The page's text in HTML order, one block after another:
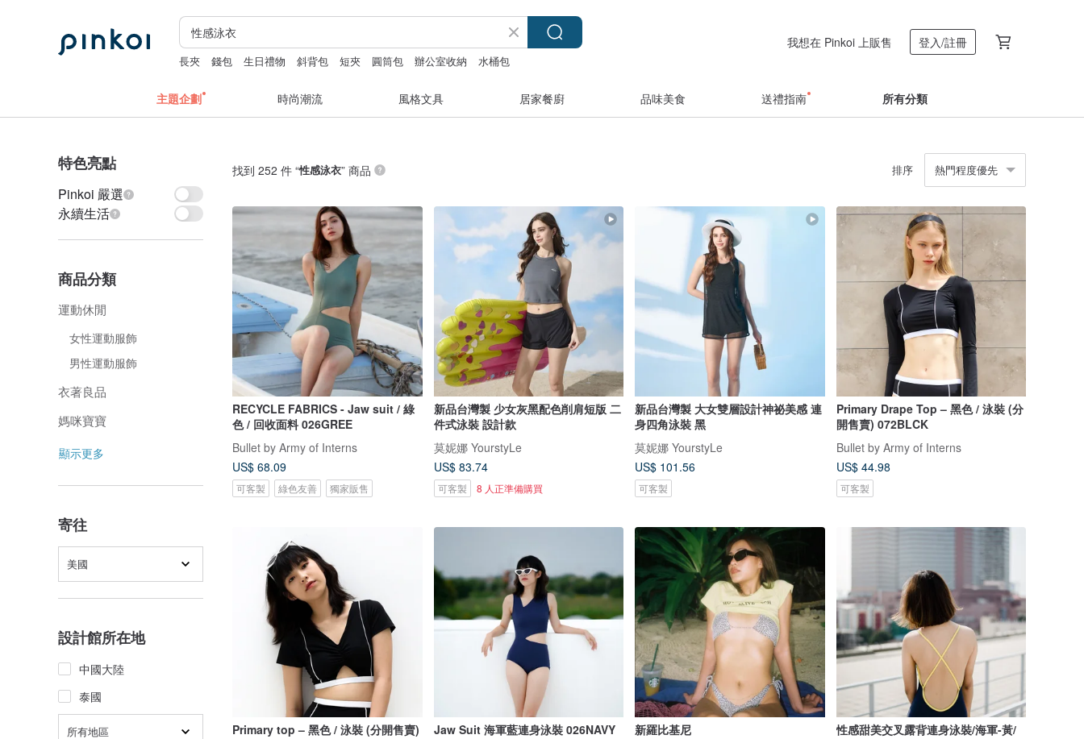
長夾 錢包 生日禮物 斜背包 短夾 圓筒包 辦公室收納 水桶包
我想在 Pinkoi 上販售 登入/註冊
主題企劃 時尚潮流 風格文具 居家餐廚 品味美食 送禮指南 所有分類
特色亮點
Pinkoi 嚴選
永續生活
商品分類
運動休閒
女性運動服飾
男性運動服飾
衣著良品
媽咪寶寶
顯示更多
寄往
美國
設計館所在地
中國大陸
泰國
所有地區
找到 252 件 “性感泳衣” 商品 排序 熱門程度優先
RECYCLE FABRICS - Jaw suit / 綠
色 / 回收面料 026GREE
Bullet by Army of Interns
US$ 68.09
可客製 綠色友善 獨家販售
新品台灣製 少女灰黑配色削肩短版 二
件式泳裝 設計款
莫妮娜 YourstyLe
US$ 83.74
可客製 8 人正準備購買
新品台灣製 大女雙層設計神祕美感 連
身四角泳裝 黑
莫妮娜 YourstyLe
US$ 101.56
可客製
Primary Drape Top – 黑色 / 泳裝 (分
開售賣) 072BLCK
Bullet by Army of Interns
US$ 44.98
可客製
Primary top – 黑色 / 泳裝 (分開售賣)
Jaw Suit 海軍藍連身泳裝 026NAVY 新羅比基尼
性感甜美交叉露背連身泳裝/海軍-黃/